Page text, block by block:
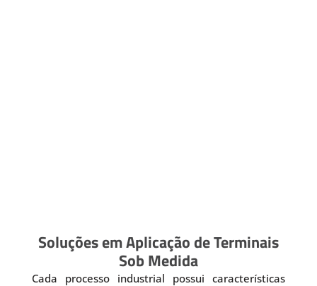
Soluções em Aplicação de Terminais
Sob Medida
Cada processo industrial possui características